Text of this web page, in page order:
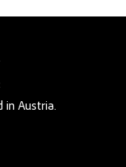
in Austria.